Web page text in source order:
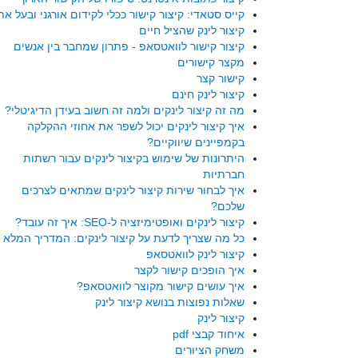
קייס סטאדי: קיצור קישור ככלי לקידום אורגני ובעל
קיצור לינק שהציל חיים
קיצור קישור לוואטסאפ - פתרון שמחבר בין אנשים
מקצר קישורים
קישור קצר
קיצור לינק חינם
מה זה קיצור לינקים ולמה זה חשוב בעידן הדיגיטלי?
איך קיצור לינקים יכול לשפר את אחוזי ההקלקה
בקמפיינים שיווקיים?
היתרונות של שימוש בקיצור לינקים עבור רשתות
חברתיות
איך לבחור שירות קיצור לינקים שמתאים לצרכים
שלכם?
קיצור לינקים ואופטימיזציה ל-SEO: איך זה עובד?
כל מה שצריך לדעת על קיצור לינקים: המדריך המלא
קיצור לינק לוואטסאפ
איך הופכים קישור לקצר
איך עושים קישור מקוצר לוואטסאפ?
שאלות נפוצות בנושא קיצור לינק
קיצור לינק
איחוד קבצי pdf
משחק הציורים